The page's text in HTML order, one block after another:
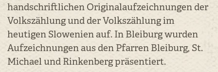
handschriftlichen Originalaufzeichnungen der
Volkszählung und der Volkszählung im
heutigen Slowenien auf. In Bleiburg wurden
Aufzeichnungen aus den Pfarren Bleiburg, St.
Michael und Rinkenberg präsentiert.